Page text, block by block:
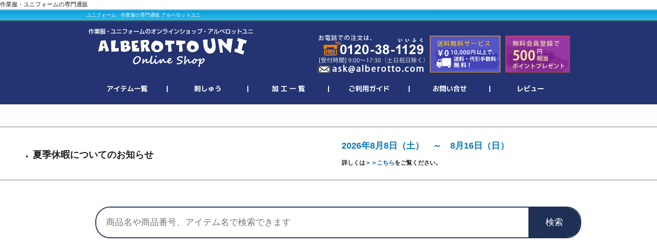
作業服・ユニフォームの専門通販
ユニフォーム・作業服の専門通販 アルベロットユニ
夏季休暇についてのお知らせ
2026年8月8日（土） ～ 8月16日（日）
詳しくは＞＞こちらをご覧ください。
検索